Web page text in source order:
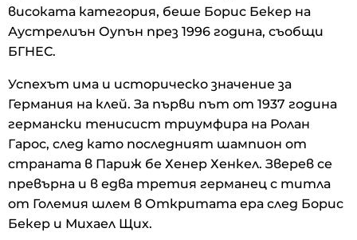
високата категория, беше Борис Бекер на
Аустрелиън Оупън през 1996 година, съобщи
БГНЕС.
Успехът има и историческо значение за
Германия на клей. За първи път от 1937 година
германски тенисист триумфира на Ролан
Гарос, след като последният шампион от
страната в Париж бе Хенер Хенкел. Зверев се
превърна и в едва третия германец с титла
от Големия шлем в Откритата ера след Борис
Бекер и Михаел Щих.